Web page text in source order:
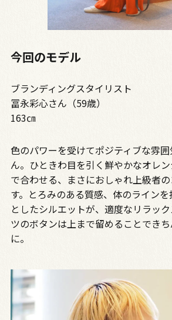
今回のモデル
ブランディングスタイリスト
冨永彩心さん（59歳）
163㎝
色のパワーを受けてポジティブな雰
ん。ひときわ目を引く鮮やかなオレ
で合わせる、まさにおしゃれ上級者
す。とろみのある質感、体のライン
としたシルエットが、適度なリラッ
ツのボタンは上まで留めることでき
に。